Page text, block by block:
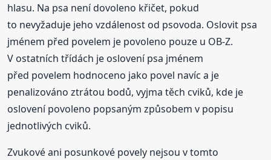
hlasu. Na psa není dovoleno křičet, pokud
to nevyžaduje jeho vzdálenost od psovoda. Oslovit psa
jménem před povelem je povoleno pouze u OB-Z.
V ostatních třídách je oslovení psa jménem
před povelem hodnoceno jako povel navíc a je
penalizováno ztrátou bodů, vyjma těch cviků, kde je
oslovení povoleno popsaným způsobem v popisu
jednotlivých cviků.
Zvukové ani posunkové povely nejsou v tomto